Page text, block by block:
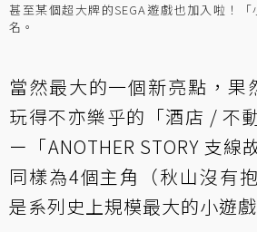
甚至某個超大牌的SEGA遊戲也加入啦！
名。
當然最大的一個新亮點，果
玩得不亦樂乎的「酒店 / 不
ー「ANOTHER STORY 支
同樣為4個主角（秋山沒有
是系列史上規模最大的小遊戲